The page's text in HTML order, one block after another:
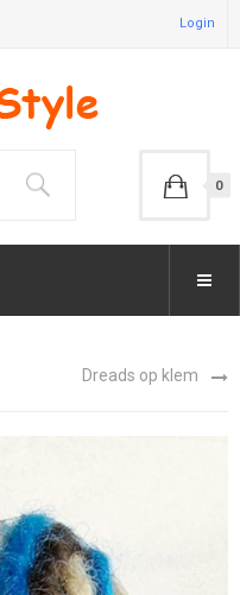
Login
0
Dreads op klem